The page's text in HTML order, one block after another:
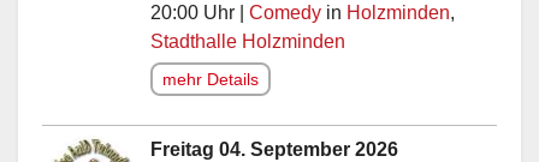
20:00 Uhr | Comedy in Holzminden,
Stadthalle Holzminden
mehr Details
Freitag 04. September 2026